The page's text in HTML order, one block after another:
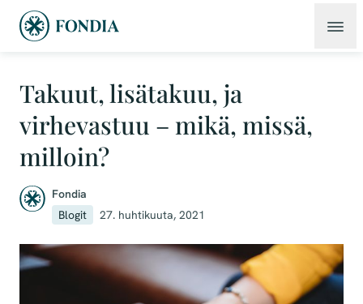
Takuut, lisätakuu, ja
virhevastuu – mikä, missä,
milloin?
Fondia
Blogit
27. huhtikuuta, 2021